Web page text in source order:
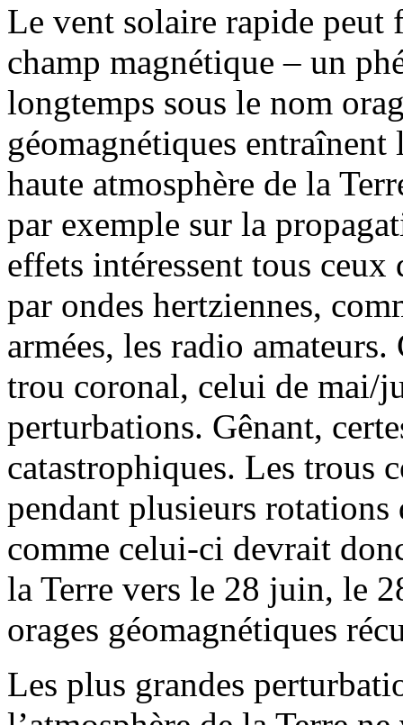
Le vent solaire rapide peut
champ magnétique – un
longtemps sous le nom
géomagnétiques
haute atmosphère de la
par exemple sur la
effets intéressent tous
par ondes hertziennes,
armées, les radio amateurs.
trou coronal, celui de mai/
perturbations. Gênant,
catastrophiques. Les trous
pendant plusieurs
comme celui-ci devrait
la Terre vers le 28 juin, le
orages géomagnétiques
Les plus grandes